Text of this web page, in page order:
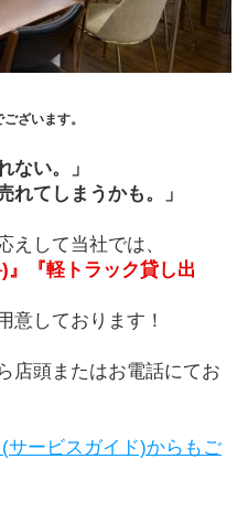
ございます。
ない。」
れてしまうかも。」
えして当社では、
』『軽トラック貸し出
意しております！
店頭またはお電話にてお
サービスガイド)からもご